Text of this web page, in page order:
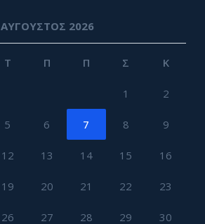
ΑΎΓΟΥΣΤΟΣ 2026
Τ Π Π Σ Κ
1 2
5 6 7 8 9
12 13 14 15 16
19 20 21 22 23
26 27 28 29 30